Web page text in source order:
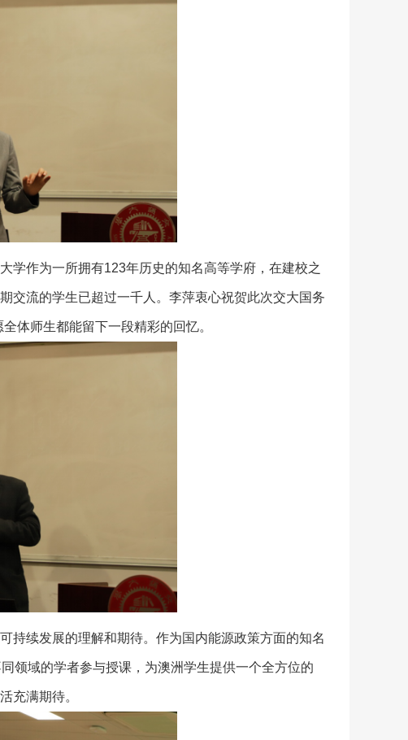
学作为一所拥有123年历史的知名高等学府，在建校之
交流的学生已超过一千人。李萍衷心祝贺此次交大国务
体师生都能留下一段精彩的回忆。
持续发展的理解和期待。作为国内能源政策方面的知名
领域的学者参与授课，为澳洲学生提供一个全方位的
充满期待。